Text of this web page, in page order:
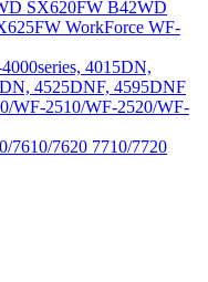
SX620FW B42WD
WorkForce WF-
4015DN,
4525DNF, 4595DNF
WF-2510/WF-2520/WF-
7610/7620 7710/7720